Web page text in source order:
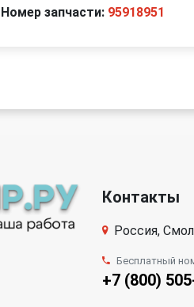
Номер запчасти: 95918951
Контакты
Россия,
Бесплатный
+7 (800)